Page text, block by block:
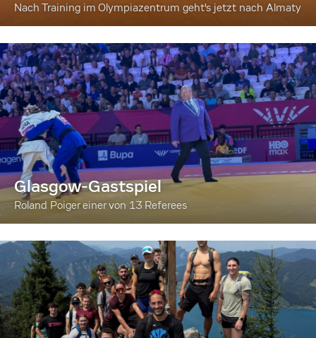
Nach Training im Olympiazentrum geht's jetzt nach Almaty
Glasgow-Gastspiel
Roland Poiger einer von 13 Referees